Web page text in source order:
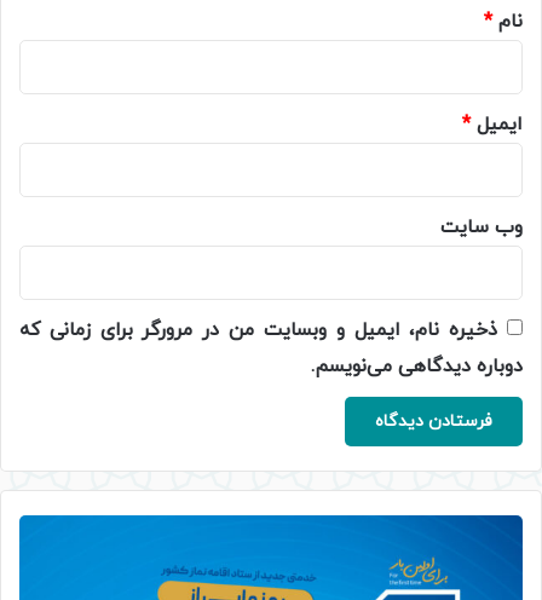
نام*
ایمیل*
وب‌ سایت
ذخیره نام، ایمیل و وبسایت من در مرورگر برای زمانی که
دوباره دیدگاهی می‌نویسم.